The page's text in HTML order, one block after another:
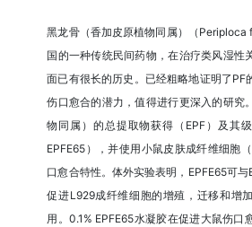
黑龙骨（香加皮原植物同属）（Periploca
国的一种传统民间药物，在治疗类风湿性
面已有很长的历史。已经粗略地证明了PF
伤口愈合的潜力，值得进行更深入的研究
物同属）的总提取物获得（EPF）及其
EPFE65），并使用小鼠皮肤成纤维细胞
口愈合特性。体外实验表明，EPFE65可
促进L929成纤维细胞的增殖，迁移和增
用。0.1% EPFE65水凝胶在促进大鼠伤口